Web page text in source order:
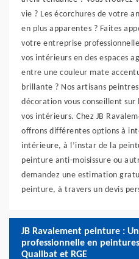
vie ? Les écorchures de votre
en plus apparentes ? Faites
votre entreprise
vos intérieurs en des espaces
entre une couleur mate
brillante ? Nos artisans
décoration vous conseillent sur
vos intérieurs. Chez JB
offrons différentes options à
intérieure, à l’instar de la
peinture anti-moisissure ou
demandez une estimation
peinture, à travers un devis
JB Ravalement peinture :
professionnelle en
Qualibat et RGE